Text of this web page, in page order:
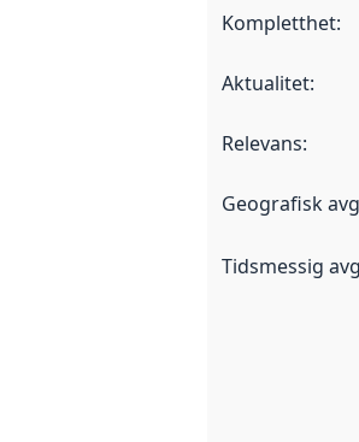
Kompletthet:
Aktualitet:
Relevans:
Geografisk
Tidsmessig